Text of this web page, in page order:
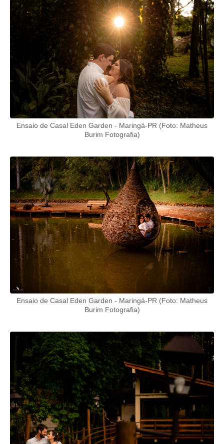
Ensaio de Casal Eden Garden - Maringá-PR (Foto: Matheus
Burim Fotografia)
Ensaio de Casal Eden Garden - Maringá-PR (Foto: Matheus
Burim Fotografia)